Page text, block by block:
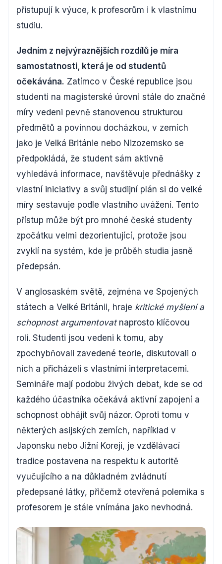
přistupují k výuce, k profesorům i k vlastnímu
studiu.
Jedním z nejvýraznějších rozdílů je míra
samostatnosti, která je od studentů
očekávána. Zatímco v České republice jsou
studenti na magisterské úrovni stále do značné
míry vedeni pevně stanovenou strukturou
předmětů a povinnou docházkou, v zemích
jako je Velká Británie nebo Nizozemsko se
předpokládá, že student sám aktivně
vyhledává informace, navštěvuje přednášky z
vlastní iniciativy a svůj studijní plán si do velké
míry sestavuje podle vlastního uvážení. Tento
přístup může být pro mnohé české studenty
zpočátku velmi dezorientující, protože jsou
zvyklí na systém, kde je průběh studia jasně
předepsán.
V anglosaském světě, zejména ve Spojených
státech a Velké Británii, hraje kritické myšlení a
schopnost argumentovatnaprosto klíčovou
roli. Studenti jsou vedeni k tomu, aby
zpochybňovali zavedené teorie, diskutovali o
nich a přicházeli s vlastními interpretacemi.
Semináře mají podobu živých debat, kde se od
každého účastníka očekává aktivní zapojení a
schopnost obhájit svůj názor. Oproti tomu v
některých asijských zemích, například v
Japonsku nebo Jižní Koreji, je vzdělávací
tradice postavena na respektu k autoritě
vyučujícího a na důkladném zvládnutí
předepsané látky, přičemž otevřená polemika s
profesorem je stále vnímána jako nevhodná.